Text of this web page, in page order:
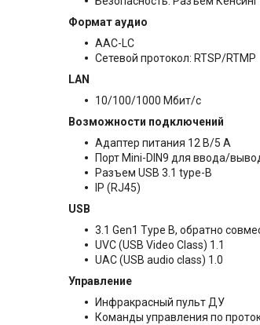
Формат аудио
AAC-LC
Сетевой протокол: RTSP/RTMP
LAN
10/100/1000 Мбит/с
Возможности подключений
Адаптер питания 12 В/5 A
Порт Mini-DIN9 для ввода/
Разъем USB 3.1 type-B
IP (RJ45)
USB
3.1 Gen1 Type B, обратно
UVC (USB Video Class) 1.1
UAC (USB audio class) 1.0
Управление
Инфракрасный пульт ДУ
Команды управления по